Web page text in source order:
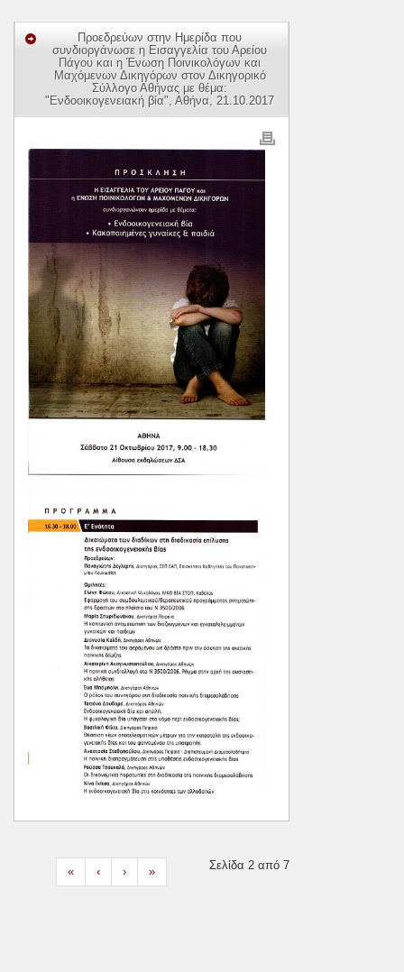
Προεδρεύων στην Ημερίδα που
συνδιοργάνωσε η Εισαγγελία του Αρείου
Πάγου και η Ένωση Ποινικολόγων και
Μαχόμενων Δικηγόρων στον Δικηγορικό
Σύλλογο Αθήνας με θέμα:
"Ενδοοικογενειακή βία", Αθήνα, 21.10.2017
Σελίδα 2 από 7
« ‹ › »